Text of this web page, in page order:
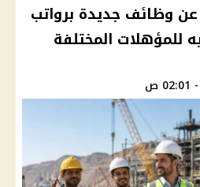
وظائف جديدة برواتب